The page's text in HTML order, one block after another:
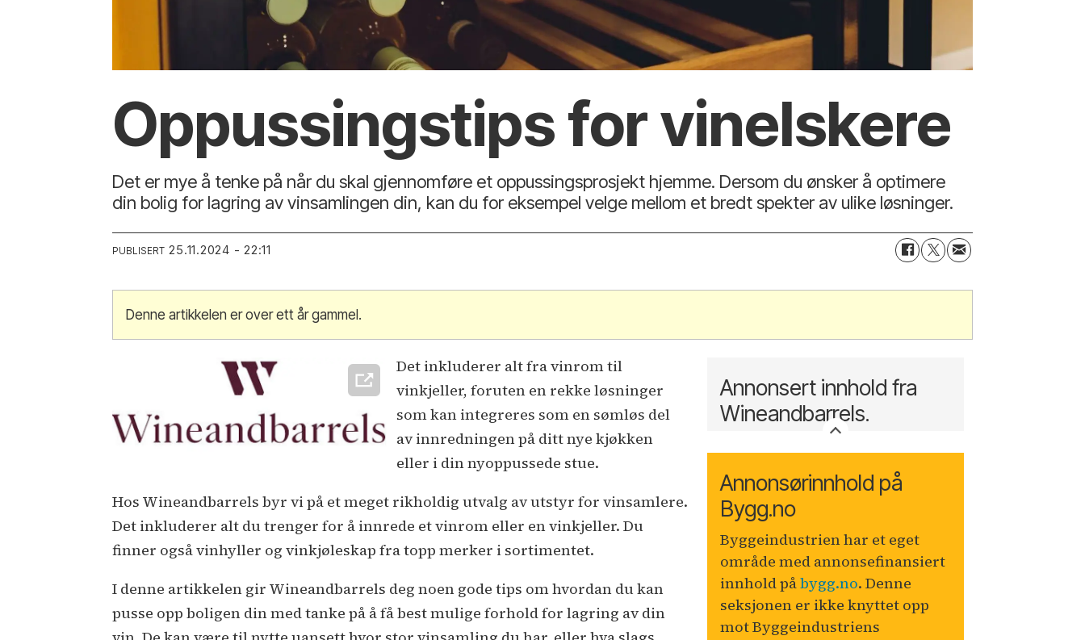
Oppussingstips for vinelskere
Det er mye å tenke på når du skal gjennomføre et oppussingsprosjekt hjemme. Dersom du ønsker å optimere
din bolig for lagring av vinsamlingen din, kan du for eksempel velge mellom et bredt spekter av ulike løsninger.
PUBLISERT 25.11.2024 - 22:11
Denne artikkelen er over ett år gammel.
Annonsert innhold fra
Wineandbarrels.
Annonsørinnhold på
Bygg.no
Byggeindustrien har et eget
område med annonsefinansiert
innhold påbygg.no. Denne
seksjonen er ikke knyttet opp
mot Byggeindustriens
Det inkluderer alt fra vinrom til
vinkjeller, foruten en rekke løsninger
som kan integreres som en sømløs del
av innredningen på ditt nye kjøkken
eller i din nyoppussede stue.
Hos Wineandbarrels byr vi på et meget rikholdig utvalg av utstyr for vinsamlere.
Det inkluderer alt du trenger for å innrede et vinrom eller en vinkjeller. Du
finner også vinhyller og vinkjøleskap fra topp merker i sortimentet.
I denne artikkelen gir Wineandbarrels deg noen gode tips om hvordan du kan
pusse opp boligen din med tanke på å få best mulige forhold for lagring av din